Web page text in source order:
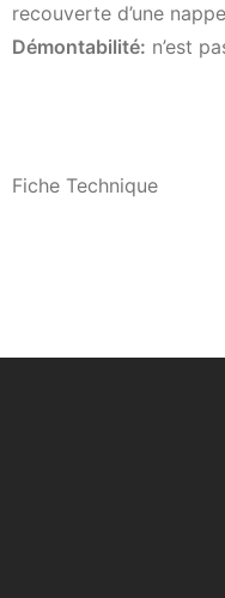
recouverte d’une
Démontabilité: n’est
Fiche Technique